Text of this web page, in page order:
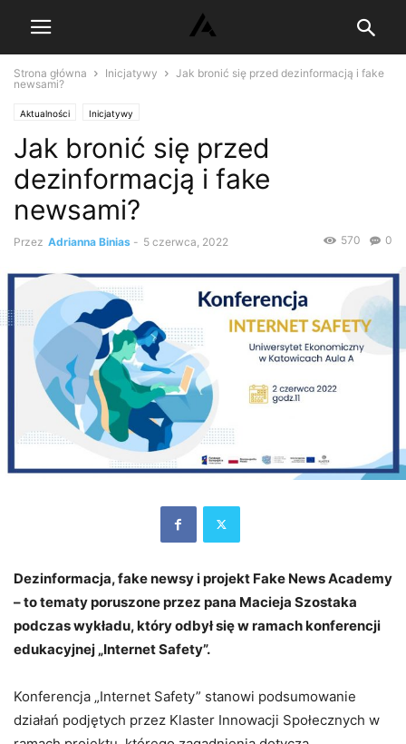
Strona główna Inicjatywy
Jak bronić się przed dezinformacją i fake
newsami?
Aktualności Inicjatywy
Jak bronić się przed
dezinformacją i fake
newsami?
Przez Adrianna Binias - 5 czerwca, 2022 0
570
Dezinformacja, fake newsy i projekt Fake News Academy
– to tematy poruszone przez pana Macieja Szostaka
podczas wykładu, który odbył się w ramach konferencji
edukacyjnej „Internet Safety”.
Konferencja „Internet Safety” stanowi podsumowanie
działań podjętych przez Klaster Innowacji Społecznych w